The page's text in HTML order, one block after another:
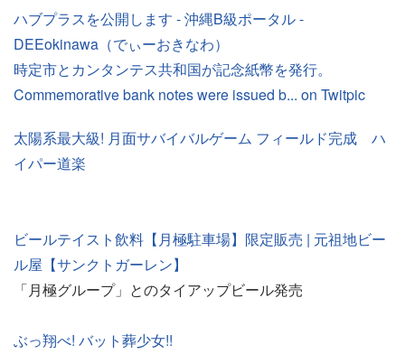
ハブプラスを公開します - 沖縄B級ポータル -
DEEokinawa（でぃーおきなわ）
時定市とカンタンテス共和国が記念紙幣を発行。
Commemorative bank notes were issued b... on Twitpic
太陽系最大級! 月面サバイバルゲーム フィールド完成 ハ
イパー道楽
ビールテイスト飲料【月極駐車場】限定販売 | 元祖地ビー
ル屋【サンクトガーレン】
「月極グループ」とのタイアップビール発売
ぶっ翔べ! バット葬少女!!